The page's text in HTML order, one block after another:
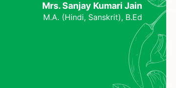
Mrs. Sanjay Kumari Jain
M.A. (Hindi, Sanskrit), B.Ed